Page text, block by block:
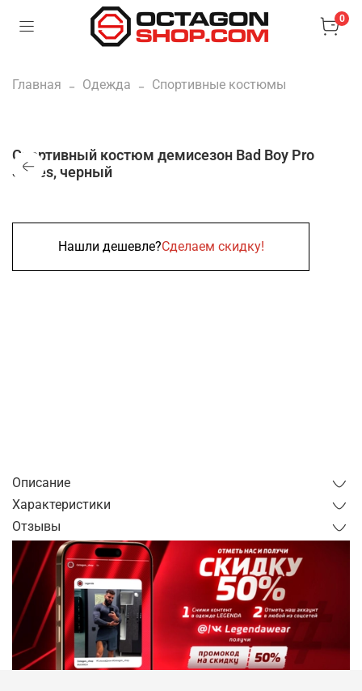
0
Главная Одежда Спортивные костюмы
Спортивный костюм демисезон Bad Boy Pro
Series, черный
Нашли дешевле?Сделаем скидку!
Описание
Характеристики
Отзывы